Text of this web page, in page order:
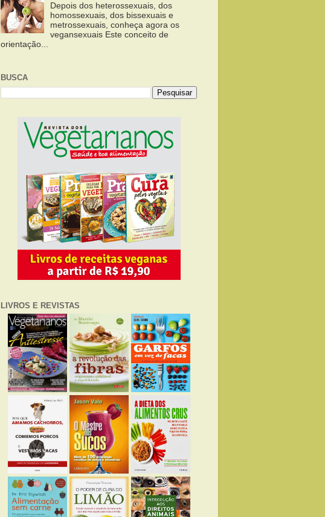
Depois dos heterossexuais, dos
homossexuais, dos bissexuais e
metrossexuais, conheça agora os
vegansexuais Este conceito de
orientação...
BUSCA
LIVROS E REVISTAS